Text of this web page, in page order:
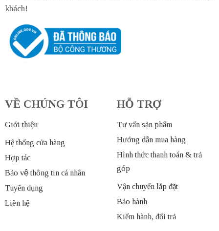
khách!
VỀ CHÚNG TÔI
Giới thiệu
Hệ thống cửa hàng
Hợp tác
Bảo vệ thông tin cá nhân
Tuyển dụng
Liên hệ
HỖ TRỢ
Tư vấn sản phẩm
Hướng dẫn mua hàng
Hình thức thanh toán & trả
góp
Vận chuyển lắp đặt
Bảo hành
Kiểm hành, đổi trả